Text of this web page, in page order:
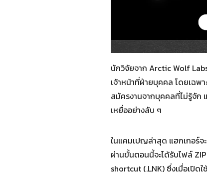
นักวิจัยจาก Arctic Wolf
เจ้าหน้าที่ฝ่ายบุคคล โดยเฉพ
สมัครงานจากบุคคลที่ไม่รู้จัก
เหยื่ออย่างลับ ๆ
ในแคมเปญล่าสุด แฮกเกอร์จ
ผ่านขั้นตอนนี้จะได้รับไฟล์
shortcut (.LNK) ซึ่งเมื่อเปิด